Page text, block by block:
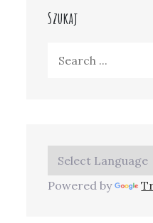
Szukaj
Powered by